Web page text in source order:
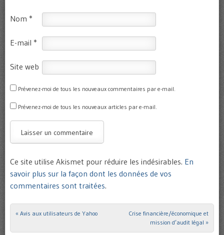
Nom *
E-mail *
Site web
Prévenez-moi de tous les nouveaux commentaires par e-mail.
Prévenez-moi de tous les nouveaux articles par e-mail.
Ce site utilise Akismet pour réduire les indésirables. En
savoir plus sur la façon dont les données de vos
commentaires sont traitées.
Post navigation
« Avis aux utilisateurs de Yahoo
Crise financière/économique et
mission d’audit légal »